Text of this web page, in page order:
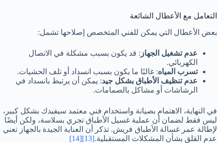
التعامل مع الأعطال الشائعة
بعض الأعطال التي يمكن للفني المتخصص إصلاحها تشمل:
عدم تشغيل الجهاز : قد يكون بسبب مشكلة في الاتصال
الكهربائي.
تسرب المياه: غالبًا ما يكون بسبب انسداد أو تلف الحشيات.
عدم تنظيف الأطباق بشكل جيد: يمكن أن يرتبط بانسداد في
الرشاشات أو مشاكل بالصمامات.
في النهاية، الاهتمام بصيانة واستخدام فني معتمد سيفيدك بشكل كبير،
ليس فقط لضمان أن عملية غسيل الأطباق تجري بسلاسة، ولكن أيضًا
لإطالة عمر غسالة الأطباق فريش. تذكر أن العناية الجيدة بالجهاز تعني
عدم القلق بشأن المشكلات المستقبلية.[13]
[14]